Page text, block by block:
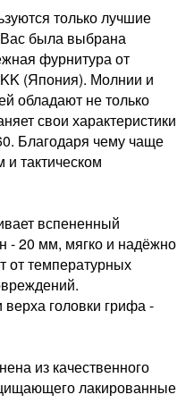
только лучшие
была выбрана
фурнитура от
(Япония). Молнии и
обладают не только
свои характеристики
Благодаря чему чаще
и тактическом
вспененный
- 20 мм, мягко и надёжно
от температурных
головки грифа -
из качественного
лакированные